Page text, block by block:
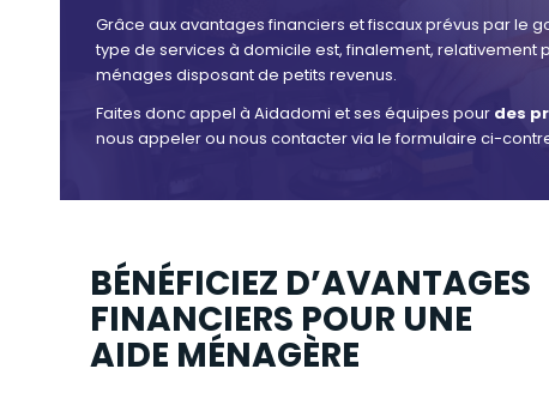
Grâce aux avantages financiers et fiscaux prévus par le
type de services à domicile est, finalement,
ménages disposant de petits revenus.
Faites donc appel à Aidadomi et ses équipes pour des
nous appeler ou nous contacter via le formulaire ci-
BÉNÉFICIEZ D’AVANTAGES
FINANCIERS POUR UNE
AIDE MÉNAGÈRE